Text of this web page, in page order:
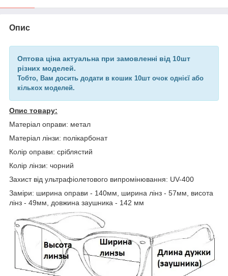
Опис
Оптова ціна актуальна при замовленні від 10шт
різних моделей.
Тобто, Вам досить додати в кошик 10шт очок однієї або
кількох моделей.
Опис товару:
Матеріал оправи: метал
Матеріал лінзи: полікарбонат
Колір оправи: сріблястий
Колір лінзи: чорний
Захист від ультрафіолетового випромінювання: UV-400
Заміри: ширина оправи - 140мм, ширина лінз - 57мм, висота
лінз - 49мм, довжина заушника - 142 мм